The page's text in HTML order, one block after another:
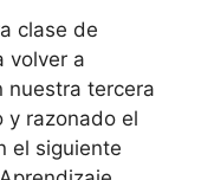
clase de
volver a
nuestra tercera
y razonado el
el siguiente